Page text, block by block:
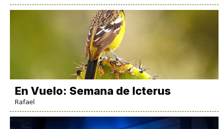
En Vuelo: Semana de Icterus
Rafael